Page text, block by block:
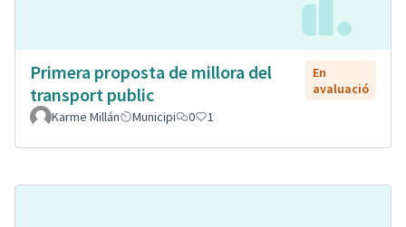
Primera proposta de millora del
transport public
En
avaluació
Karme Millán
Municipi 0 1